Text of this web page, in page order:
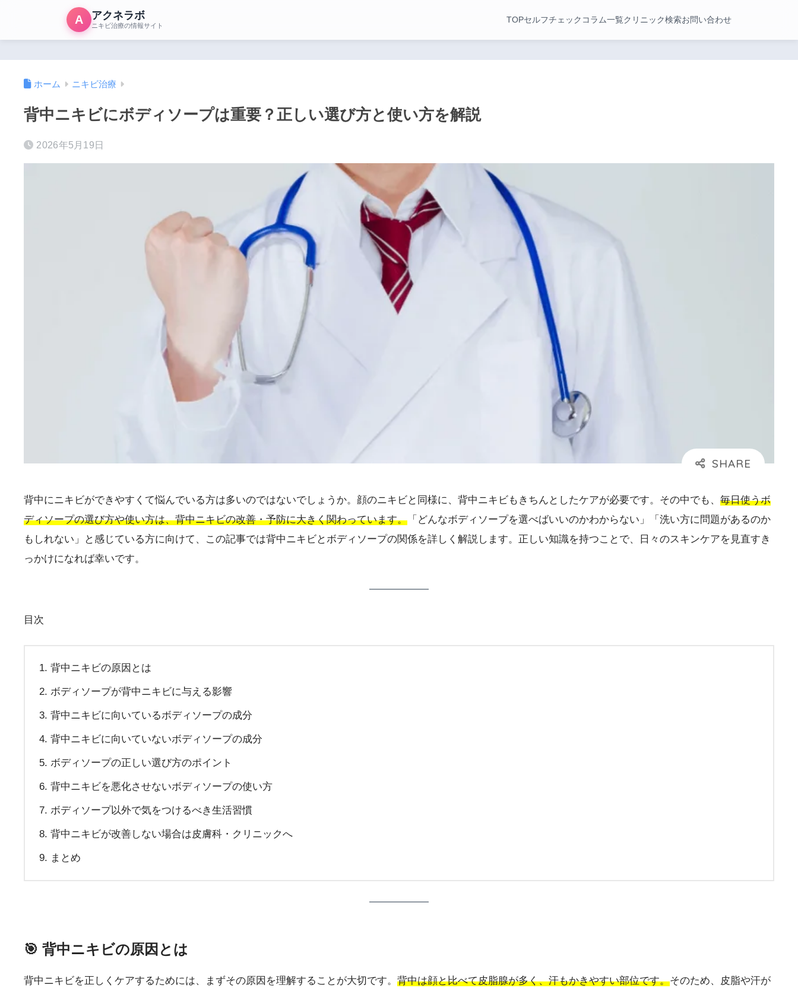
A アクネラボ
ニキビ治療の情報サイト
TOPセルフチェック コラム一覧クリニック検索お問い合わせ
ホーム ニキビ治療
背中ニキビにボディソープは重要？正しい選び方と使い方を解説
2026年5月19日
背中にニキビができやすくて悩んでいる方は多いのではないでしょうか。顔のニキビと同様に、背中ニキビもきちんとしたケアが必要です。その中でも、 毎日使うボ
ディソープの選び方や使い方は、背中ニキビの改善・予防に大きく関わっています。 「どんなボディソープを選べばいいのかわからない」「洗い方に問題があるのか
もしれない」と感じている方に向けて、この記事では背中ニキビとボディソープの関係を詳しく解説します。正しい知識を持つことで、日々のスキンケアを見直すき
っかけになれば幸いです。
目次
背中ニキビの原因とは
ボディソープが背中ニキビに与える影響
背中ニキビに向いているボディソープの成分
背中ニキビに向いていないボディソープの成分
ボディソープの正しい選び方のポイント
背中ニキビを悪化させないボディソープの使い方
ボディソープ以外で気をつけるべき生活習慣
背中ニキビが改善しない場合は皮膚科・クリニックへ
まとめ
🎯 背中ニキビの原因とは
背中ニキビを正しくケアするためには、まずその原因を理解することが大切です。 背中は顔と比べて皮脂腺が多く、汗もかきやすい部位です。そのため、皮脂や汗が